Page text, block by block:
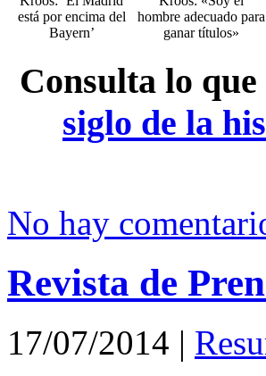
está por encima del
Bayern’
hombre adecuado para
ganar títulos»
Consulta lo
siglo de la
No hay
Revista de
17/07/2014 |